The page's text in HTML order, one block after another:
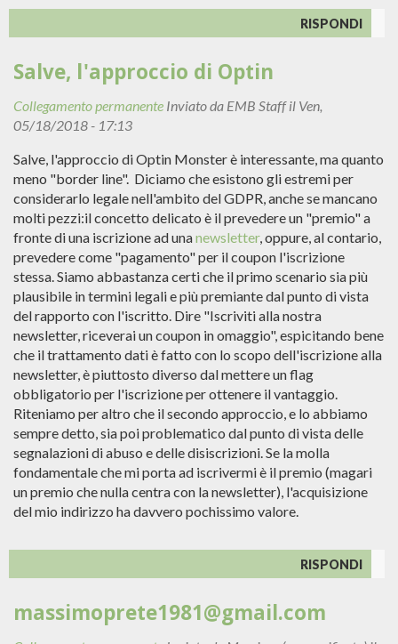
RISPONDI
Salve, l'approccio di Optin
Collegamento permanente Inviato da EMB Staffil Ven,
05/18/2018 - 17:13
Salve, l'approccio di Optin Monster è interessante, ma quanto
meno "border line". Diciamo che esistono gli estremi per
considerarlo legale nell'ambito del GDPR, anche se mancano
molti pezzi:il concetto delicato è il prevedere un "premio" a
fronte di una iscrizione ad unanewsletter, oppure, al contario,
prevedere come "pagamento" per il coupon l'iscrizione
stessa. Siamo abbastanza certi che il primo scenario sia più
plausibile in termini legali e più premiante dal punto di vista
del rapporto con l'iscritto. Dire "Iscriviti alla nostra
newsletter, riceverai un coupon in omaggio", espicitando bene
che il trattamento dati è fatto con lo scopo dell'iscrizione alla
newsletter, è piuttosto diverso dal mettere un flag
obbligatorio per l'iscrizione per ottenere il vantaggio.
Riteniamo per altro che il secondo approccio, e lo abbiamo
sempre detto, sia poi problematico dal punto di vista delle
segnalazioni di abuso e delle disiscrizioni. Se la molla
fondamentale che mi porta ad iscrivermi è il premio (magari
un premio che nulla centra con la newsletter), l'acquisizione
del mio indirizzo ha davvero pochissimo valore.
RISPONDI
massimoprete1981@gmail.com